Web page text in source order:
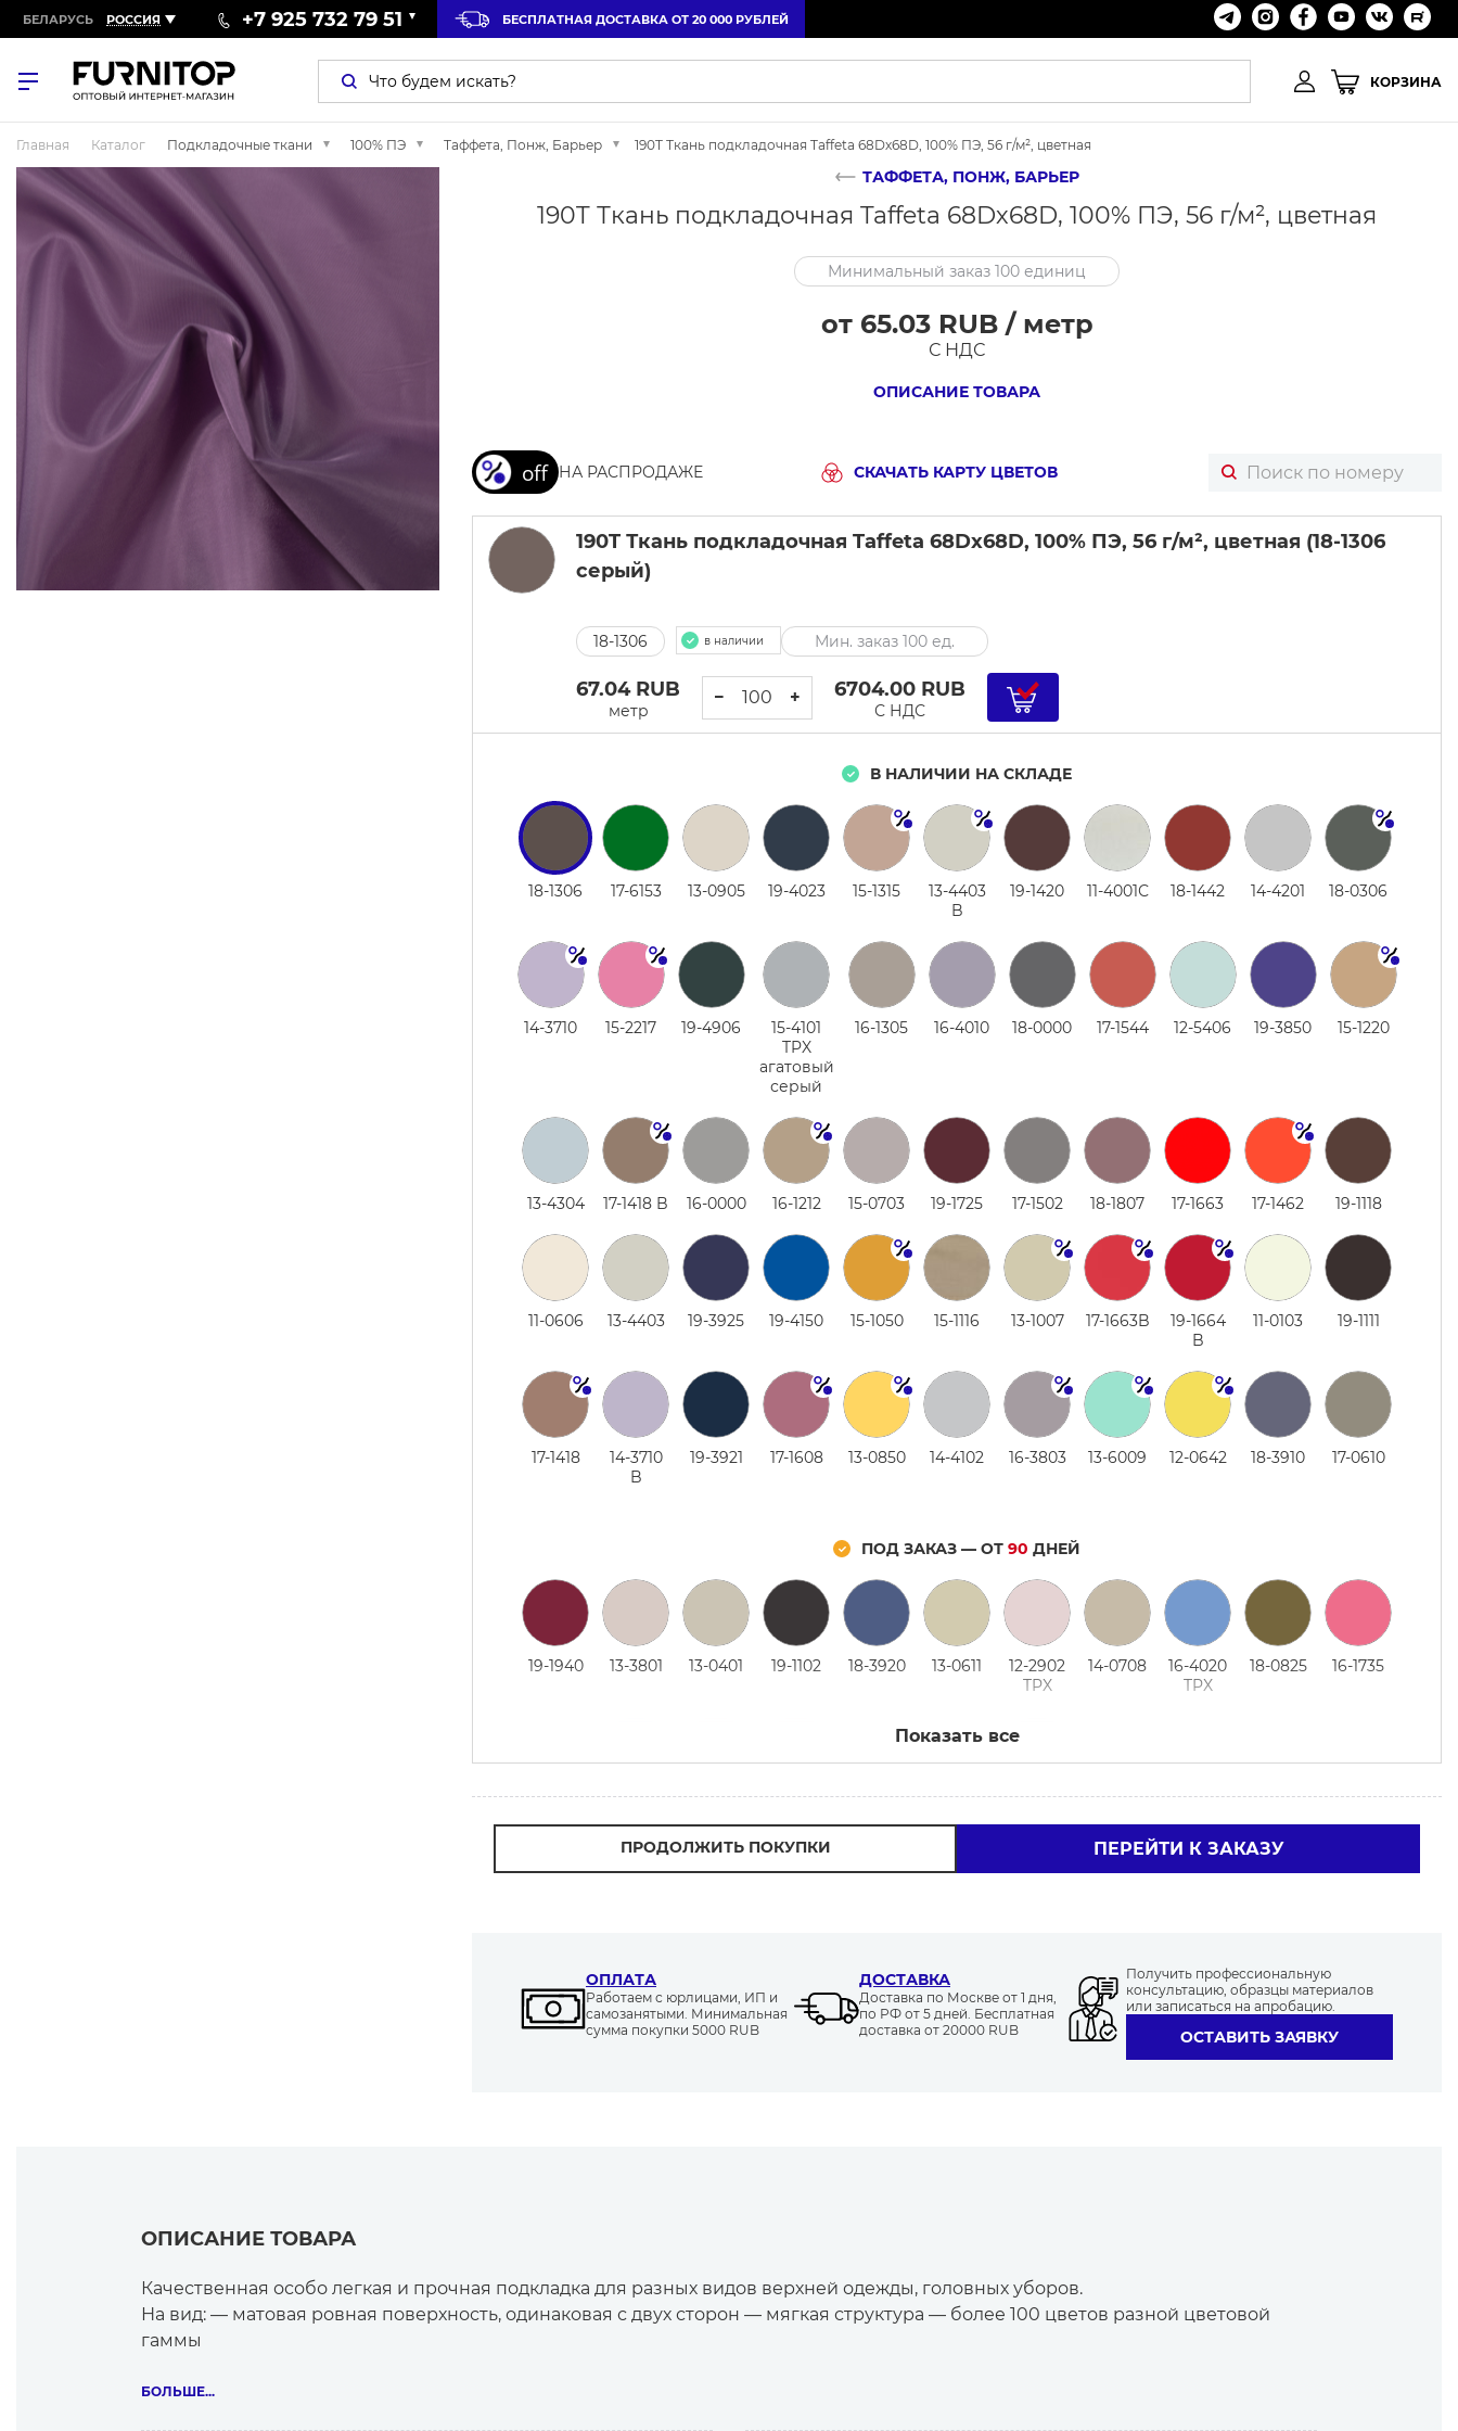
БЕЛАРУСЬ РОССИЯ +7 925 732 79 51 БЕСПЛАТНАЯ ДОСТАВКА ОТ 20 000 РУБЛЕЙ
КОРЗИНА
Главная Каталог Подкладочные ткани 100% ПЭ Таффета, Понж, Барьер 190T Ткань подкладочная Taffeta 68Dх68D, 100% ПЭ, 56 г/м², цветная
ТАФФЕТА, ПОНЖ, БАРЬЕР
190T Ткань подкладочная Taffeta 68Dх68D, 100% ПЭ, 56 г/м², цветная
Минимальный заказ 100 единиц
от 65.03 RUB / метр
С НДС
ОПИСАНИЕ ТОВАРА
НА РАСПРОДАЖЕ СКАЧАТЬ КАРТУ ЦВЕТОВ
190T Ткань подкладочная Taffeta 68Dх68D, 100% ПЭ, 56 г/м², цветная (18-1306
серый)
18-1306 в наличии Мин. заказ 100 ед.
67.04 RUB
метр
− + 6704.00 RUB
С НДС
В НАЛИЧИИ НА СКЛАДЕ
18-1306 17-6153 13-0905 19-4023 15-1315
13-4403
B
19-1420 11-4001С 18-1442 14-4201 18-0306
14-3710 15-2217 19-4906
15-4101
TPX
агатовый
серый
16-1305 16-4010 18-0000 17-1544 12-5406 19-3850 15-1220
13-4304 17-1418 B 16-0000 16-1212 15-0703 19-1725 17-1502 18-1807 17-1663 17-1462 19-1118
11-0606 13-4403 19-3925 19-4150 15-1050 15-1116 13-1007 17-1663B
19-1664
B
11-0103 19-1111
17-1418
14-3710
B
19-3921 17-1608 13-0850 14-4102 16-3803 13-6009 12-0642 18-3910 17-0610
ПОД ЗАКАЗ — ОТ 90 ДНЕЙ
19-1940 13-3801 13-0401 19-1102 18-3920 13-0611
12-2902
TPX
14-0708
16-4020
TPX
18-0825 16-1735
14-1310
18-4220
B
19-1664 18-1856 15-0513 15-1906 18-3218
14-2808
TPX
16-1712 16-1212 B 13-0212
13-4411
17-5034 18-1725 19-2024
12-0826 18-0403 14-1122 18-4726
Показать все
ПРОДОЛЖИТЬ ПОКУПКИ ПЕРЕЙТИ К ЗАКАЗУ
ОПЛАТА
Работаем с юрлицами, ИП и
самозанятыми. Минимальная
сумма покупки 5000 RUB
ДОСТАВКА
Доставка по Москве от 1 дня,
по РФ от 5 дней. Бесплатная
доставка от 20000 RUB
Получить профессиональную
консультацию, образцы материалов
или записаться на апробацию.
ОСТАВИТЬ ЗАЯВКУ
ОПИСАНИЕ ТОВАРА
Качественная особо легкая и прочная подкладка для разных видов верхней одежды, головных уборов.
На вид: — матовая ровная поверхность, одинаковая с двух сторон — мягкая структура — более 100 цветов разной цветовой
гаммы
Полотняное переплетение.
БОЛЬШЕ...